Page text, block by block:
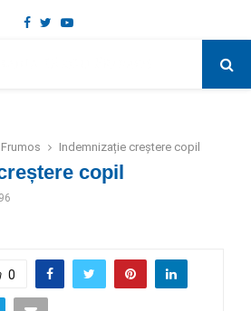
Facebook
TwitterYoutube
Indemnizație creștere copil
copil
0